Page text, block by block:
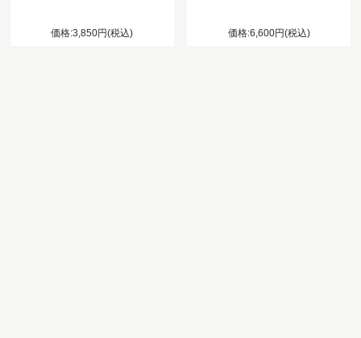
価格:3,850円(税込) 価格:6,600円(税込)